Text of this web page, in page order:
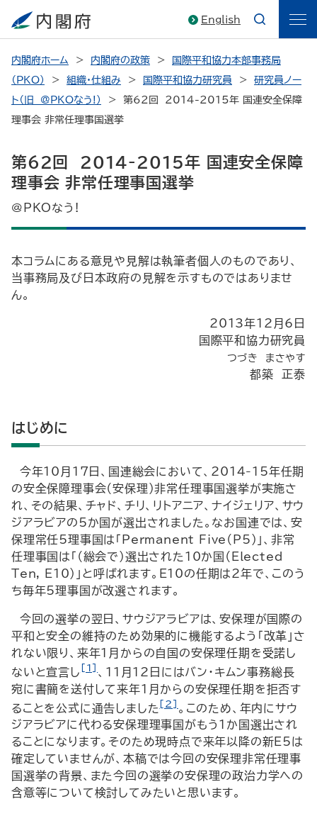
English
内閣府ホーム 内閣府の政策
国際平和協力本部事務局
（PKO）
組織・仕組み 国際平和協力研究員
研究員ノー
ト（旧 @PKOなう!）
第62回 2014-2015年 国連安全保障
理事会 非常任理事国選挙
第62回 2014-2015年 国連安全保障
理事会 非常任理事国選挙
@PKOなう!
本コラムにある意見や見解は執筆者個人のものであり、
当事務局及び日本政府の見解を示すものではありませ
ん。
2013年12月6日
国際平和協力研究員
つづき まさやす
都築 正泰
はじめに
今年10月17日、国連総会において、2014-15年任期
の安全保障理事会（安保理）非常任理事国選挙が実施さ
れ、その結果、チャド、チリ、リトアニア、ナイジェリア、サウ
ジアラビアの5か国が選出されました。なお国連では、安
保理常任5理事国は「Permanent Five（P5）」、非常
任理事国は「（総会で）選出された10か国（Elected
Ten, E10）」と呼ばれます。E10の任期は2年で、このう
ち毎年5理事国が改選されます。
今回の選挙の翌日、サウジアラビアは、安保理が国際の
平和と安全の維持のため効果的に機能するよう「改革」さ
れない限り、来年1月からの自国の安保理任期を受諾し
ないと宣言し [1] 、11月12日にはバン・キムン事務総長
宛に書簡を送付して来年1月からの安保理任期を拒否す
ることを公式に通告しました[2] 。このため、年内にサウ
ジアラビアに代わる安保理理事国がもう１か国選出され
ることになります。そのため現時点で来年以降の新E5は
確定していませんが、本稿では今回の安保理非常任理事
国選挙の背景、また今回の選挙の安保理の政治力学への
含意等について検討してみたいと思います。